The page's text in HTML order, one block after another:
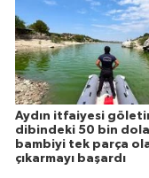
Aydın itfaiyesi
dibindeki 50 bin
bambiyi tek parça
çıkarmayı başardı